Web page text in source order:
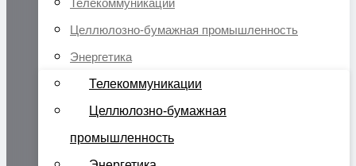
Телекоммуникации
Целлюлозно-бумажная промышленность
Энергетика
Телекоммуникации
Целлюлозно-бумажная
промышленность